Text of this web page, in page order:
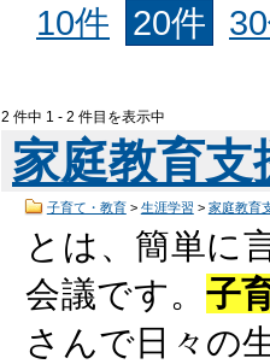
10件
20件
2 件中 1 - 2 件目を表示中
家庭教育
子育て・教育> 生涯学習 > 家庭教育
とは、簡単に
会議です。 子
さんで日々の